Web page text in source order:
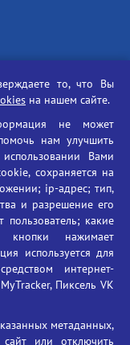
то, что Вы
на нашем сайте.
не может
нам улучшить
Вами
сохраняется на
ip-адрес; тип,
и разрешение его
пользователь; какие
нажимает
используется для
интернет-
Пиксель VK
метаданных,
или отключить